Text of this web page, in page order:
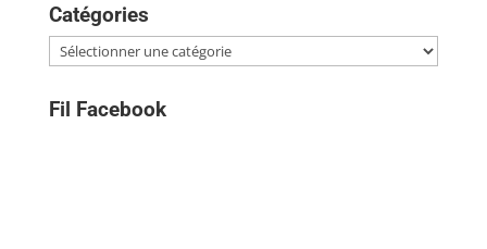
Catégories
Catégories
Fil Facebook